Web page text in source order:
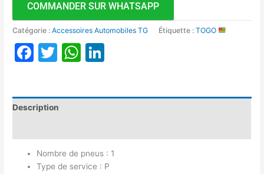
COMMANDER SUR WHATSAPP
Catégorie :Accessoires Automobiles TG Étiquette :TOGO
Facebook
TwitterWhatsApp
Description
Nombre de pneus : 1
Type de service : P